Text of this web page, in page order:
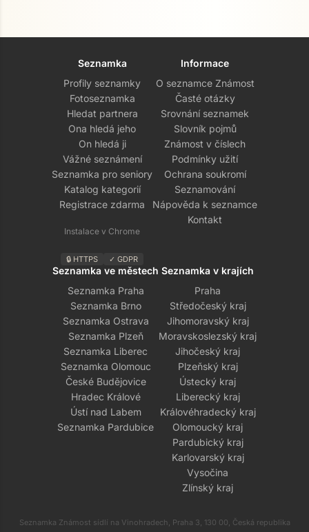
Seznamka
Profily seznamky
Fotoseznamka
Hledat partnera
Ona hledá jeho
On hledá ji
Vážné seznámení
Seznamka pro seniory
Katalog kategorií
Registrace zdarma
Instalace v Chrome
🔒 HTTPS ✓ GDPR
Informace
O seznamce Známost
Časté otázky
Srovnání seznamek
Slovník pojmů
Známost v číslech
Podmínky užití
Ochrana soukromí
Seznamování
Nápověda k seznamce
Kontakt
Seznamka ve městech
Seznamka Praha
Seznamka Brno
Seznamka Ostrava
Seznamka Plzeň
Seznamka Liberec
Seznamka Olomouc
České Budějovice
Hradec Králové
Ústí nad Labem
Seznamka Pardubice
Seznamka v krajích
Praha
Středočeský kraj
Jihomoravský kraj
Moravskoslezský kraj
Jihočeský kraj
Plzeňský kraj
Ústecký kraj
Liberecký kraj
Královéhradecký kraj
Olomoucký kraj
Pardubický kraj
Karlovarský kraj
Vysočina
Zlínský kraj
Seznamka Známost sídlí na Vinohradech, Praha 3, 130 00, Česká republika